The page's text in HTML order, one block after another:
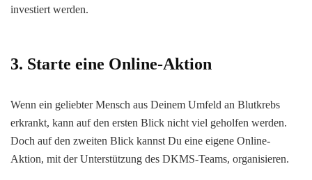
investiert werden.
3. Starte eine Online-Aktion
Wenn ein geliebter Mensch aus Deinem Umfeld an Blutkrebs
erkrankt, kann auf den ersten Blick nicht viel geholfen werden.
Doch auf den zweiten Blick kannst Du eine eigene Online-
Aktion, mit der Unterstützung des DKMS-Teams, organisieren.